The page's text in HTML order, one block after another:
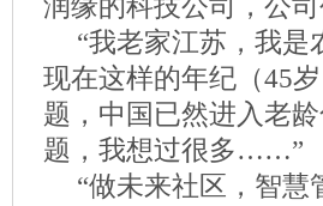
润缘的科技公司，公
“我老家江苏，我
现在这样的年纪（45
题，中国已然进入老
题，我想过很多……”
“做未来社区，智